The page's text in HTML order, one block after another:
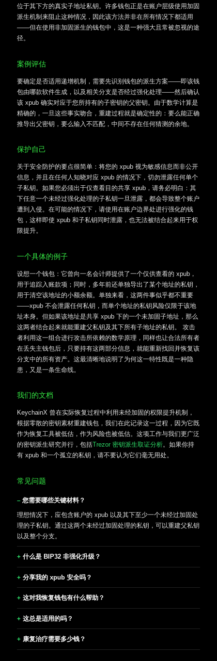
位于其下方的真实子地址私钥。许多钱包正是在账户层级使用加固
派生机制来阻止这种情况，因此该方法并非在所有情况下都适用
——但在使用非加固派生的钱包中，这是一种强大且常被忽视的途
径。
案例评估
要确定是否适用递增机制，需要先识别钱包的派生方案——即该钱
包由哪款软件生成，以及相关分支是否经过强化处理——然后确认
该 xpub 确实对应于您所持有的子密钥的父密钥。由于数学计算是
精确的，一旦这些事实吻合，重建过程就是确定性的：要么能正确
推导出父密钥，要么输入不匹配，中间不存在任何猜测的余地。
保护自己
关于安全防护的要点很简单：将您的 xpub 视为敏感信息而非公开
信息，并且在任何人知晓对应 xpub 的情况下，切勿泄露任何单个
子私钥。如果您必须出于仅查看目的共享 xpub，请务必明白：其
下任意一个未经过强化处理的子私钥一旦泄露，都会导致整个账户
遭到入侵。在可能的情况下，请使用在账户边界处进行强化的钱
包，这样即使 xpub 和子私钥同时泄露，也无法被结合起来用于权
限提升。
一个具体的例子
设想一个钱包：它曾向一名会计师提供了一个仅供查看的 xpub，
用于追踪入账款项；同时，多年前还单独导出了某个地址的私钥，
用于清空该地址的小额余额。单独来看，这两件事似乎都不重要
——xpub 不会泄露任何私钥，而单个地址的私钥风险仅限于该地
址本身。但如果该地址是共享 xpub 下的一个未加固子地址，那么
这两者结合起来就能重建父私钥及其下所有子地址的私钥。 攻击
者利用这一组合进行攻击所依赖的数学原理，同样也让合法所有者
在丢失主钱包后，只要持有这两部分信息，就能重新找回并恢复该
分支中的所有资产。这最清晰地说明了为何这一特性既是一种隐
患，又是一条生命线。
我们的文档
KeychainX 曾在实际恢复过程中利用未经加固的权限提升机制，
根据零散的密钥素材重建钱包，我们在此记录这一过程，因为它既
作为恢复工具被低估，作为风险也被低估。这项工作与我们更广泛
的密钥派生研究并行，包括Trezor 密钥派生取证分析。如果你持
有 xpub 和一个孤立的私钥，请不要认为它们毫无用处。
常见问题
您需要哪些关键材料？
理想情况下，应包含账户的 xpub 以及其下至少一个未经过加固处
理的子私钥。通过这两个未经过加固处理的私钥，可以重建父私钥
以及整个分支。
什么是 BIP32 非强化升级？
分享我的 xpub 安全吗？
这对我恢复钱包有什么帮助？
这总是适用的吗？
康复治疗需要多少钱？